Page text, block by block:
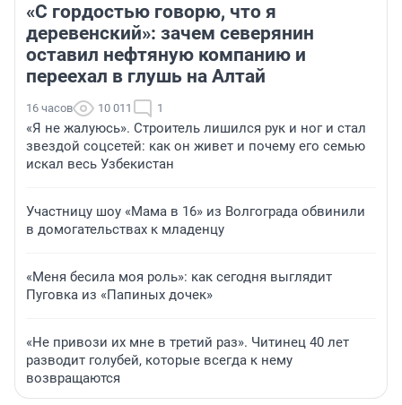
«С гордостью говорю, что я
деревенский»: зачем северянин
оставил нефтяную компанию и
переехал в глушь на Алтай
16 часов 10 011 1
«Я не жалуюсь». Строитель лишился рук и ног и стал
звездой соцсетей: как он живет и почему его семью
искал весь Узбекистан
Участницу шоу «Мама в 16» из Волгограда обвинили
в домогательствах к младенцу
«Меня бесила моя роль»: как сегодня выглядит
Пуговка из «Папиных дочек»
«Не привози их мне в третий раз». Читинец 40 лет
разводит голубей, которые всегда к нему
возвращаются